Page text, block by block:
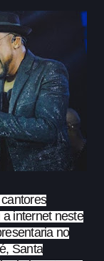
internet neste
no
Santa